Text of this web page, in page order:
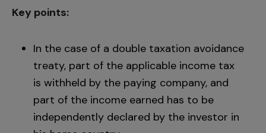
Key points:
In the case of a double taxation avoidance
treaty, part of the applicable income tax
is withheld by the paying company, and
part of the income earned has to be
independently declared by the investor in